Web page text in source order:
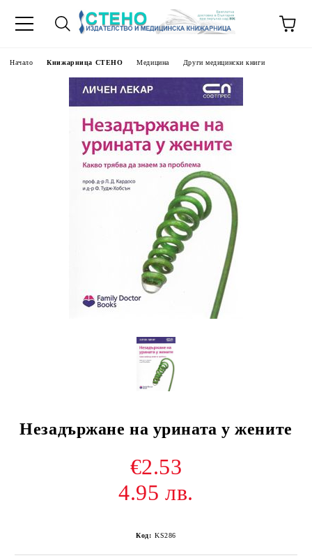
Начало Книжарница СТЕНО Медицина Други медицински книги
Незадържане на урината у жените
€2.53
4.95 лв.
Код: KS286